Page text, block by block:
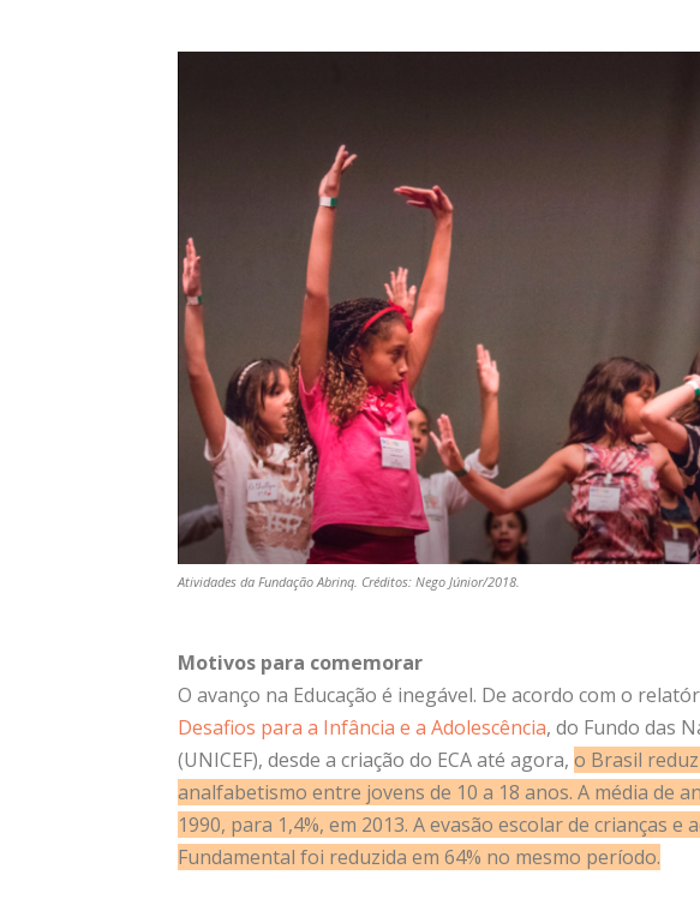
Atividades da Fundação Abrinq. Créditos: Nego Júnior/2018.
Motivos para comemorar
O avanço na Educação é inegável. De acordo com o
Desafios para a Infância e a Adolescência, do Fundo das
(UNICEF), desde a criação do ECA até agora, o Brasil
analfabetismo entre jovens de 10 a 18 anos. A média de
1990, para 1,4%, em 2013. A evasão escolar de crianças e
Fundamental foi reduzida em 64% no mesmo período.